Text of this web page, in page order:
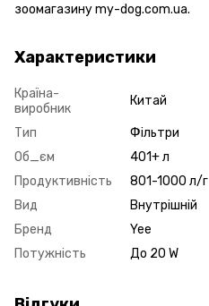
зоомагазину my-dog.com.ua.
Характеристики
Країна-
виробник
Китай
Тип
Фільтри
Об_єм
401+ л
Продуктивність
801-1000 л/г
Вид
Внутрішній
Бренд
Yee
Потужність
До 20 W